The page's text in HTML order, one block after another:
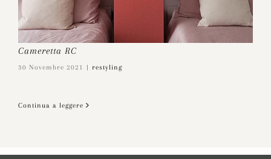
Cameretta RC
30 Novembre 2021 | restyling
Continua a leggere